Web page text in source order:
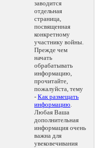
заводится
отдельная
страница,
посвященная
конкретному
участнику войны.
Прежде чем
начать
обрабатывать
информацию,
прочитайте,
пожалуйста, тему
- Как размещать
информацию.
Любая Ваша
дополнительная
информация очень
важна для
увековечивания